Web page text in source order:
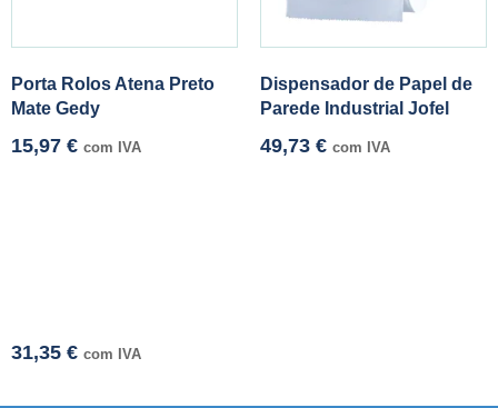
Porta Rolos Atena Preto
Mate Gedy
15,97 € com IVA
Dispensador de Papel de
Parede Industrial Jofel
49,73 € com IVA
31,35 € com IVA